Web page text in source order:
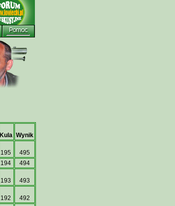
Kula Wynik
195
495
194 494
193 493
192 492